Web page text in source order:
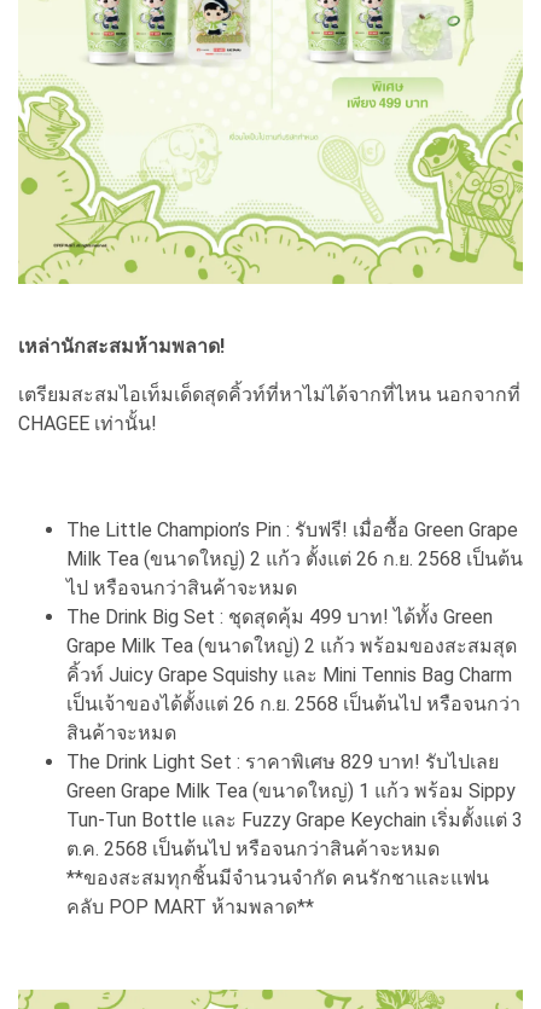
เหล่านักสะสมห้ามพลาด!
เตรียมสะสมไอเท็มเด็ดสุดคิ้วท์ที่หาไม่ได้จากที่ไหน นอกจากที่
CHAGEE เท่านั้น!
The Little Champion’s Pin : รับฟรี! เมื่อซื้อ Green Grape
Milk Tea (ขนาดใหญ่) 2 แก้ว ตั้งแต่ 26 ก.ย. 2568 เป็นต้น
ไป หรือจนกว่าสินค้าจะหมด
The Drink Big Set : ชุดสุดคุ้ม 499 บาท! ได้ทั้ง Green
Grape Milk Tea (ขนาดใหญ่) 2 แก้ว พร้อมของสะสมสุด
คิ้วท์ Juicy Grape Squishy และ Mini Tennis Bag Charm
เป็นเจ้าของได้ตั้งแต่ 26 ก.ย. 2568 เป็นต้นไป หรือจนกว่า
สินค้าจะหมด
The Drink Light Set : ราคาพิเศษ 829 บาท! รับไปเลย
Green Grape Milk Tea (ขนาดใหญ่) 1 แก้ว พร้อม Sippy
Tun-Tun Bottle และ Fuzzy Grape Keychain เริ่มตั้งแต่ 3
ต.ค. 2568 เป็นต้นไป หรือจนกว่าสินค้าจะหมด
**ของสะสมทุกชิ้นมีจำนวนจำกัด คนรักชาและแฟน
คลับ POP MART ห้ามพลาด**